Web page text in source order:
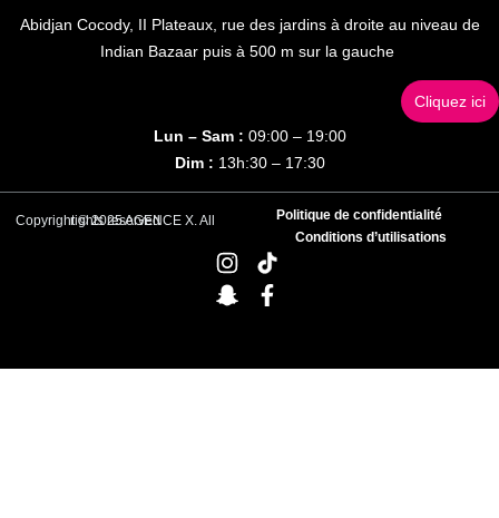
Abidjan Cocody, II Plateaux, rue des jardins à droite au niveau de
Indian Bazaar puis à 500 m sur la gauche
Cliquez ici
Lun – Sam : 09:00 – 19:00
Dim : 13h:30 – 17:30
Copyright © 2025 AGENCE X. All rights reserved
Politique de confidentialité
Conditions d’utilisations